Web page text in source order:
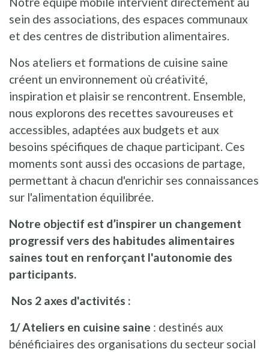
sein des associations, des espaces communaux
et des centres de distribution alimentaires.
Nos ateliers et formations de cuisine saine
créent un environnement où créativité,
inspiration et plaisir se rencontrent. Ensemble,
nous explorons des recettes savoureuses et
accessibles, adaptées aux budgets et aux
besoins spécifiques de chaque participant. Ces
moments sont aussi des occasions de partage,
permettant à chacun d'enrichir ses connaissances
sur l'alimentation équilibrée.
Notre objectif est d’inspirer un changement
progressif vers des habitudes alimentaires
saines tout en renforçant l'autonomie des
participants.
Nos 2 axes d'activités :
1/ Ateliers en cuisine saine : destinés aux
bénéficiaires des organisations du secteur social